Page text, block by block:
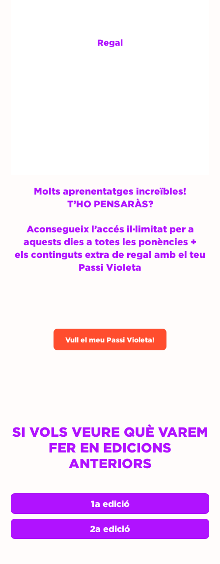
Regal
Molts aprenentatges increïbles!
T’HO PENSARÀS?
Aconsegueix l’accés il·limitat per a
aquests dies a totes les ponències +
els continguts extra de regal amb el teu
Passi Violeta
Vull el meu Passi Violeta!
SI VOLS VEURE QUÈ VAREM
FER EN EDICIONS
ANTERIORS
1a edició
2a edició